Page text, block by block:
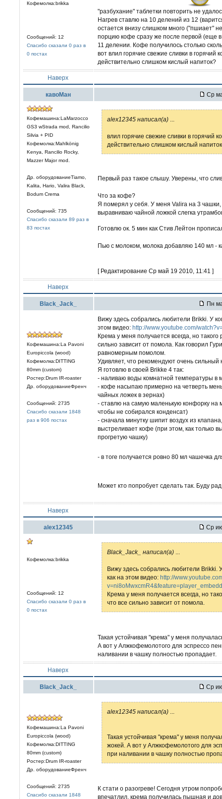
Кофемолка:brikka
Сообщений: 12
Спасибо сказали 0 раз в
0 постах
"разбухание" таблетки повторить не
Нагрев ставлю на 10 делений из 12
остается внизу слишком много ("пшиает"
порцию кофе сразу же после первой (еще
11 делении. Кофе получилось столько
вот влил горячие свежие сливки в
действительно слишком кислый напиток?
Наверх
кавоМан Ср
Кофемашина:LaMarzocco
GS3 wStrada mod, Rancilio
Silvia + PID
Кофемолка:Mahlkönig
Kenya, Rancilio Rocky,
Mazzer Major mod.
Др. оборудованиеTiamo,
Kalita, Hario, Valira Black,
Bodum Crema
Сообщений: 735
Спасибо сказали 89 раз в
83 постах
alex12345 написал(а)
влил горячие свежие сливки в горячий
действительно слишком кислый
Первый раз такое слышу. Уверены, что
Что за кофе?
Я померял у себя. У меня Valira на 3
выравниваю чайной ложкой слегка
Готовлю ок. 5 мин как Стив Лейтон
Пью с молоком, молока добавляю 140 мл -
[ Редактирование Ср май 19 2010, 11:41 ]
Наверх
Black_Jack_ Пн
Кофемашина:La Pavoni
Europiccola (wood)
Кофемолка:DITTING
80mm (custom)
Ростер:Drum IR-roaster
Др. оборудованиеФренч
Сообщений: 2735
Спасибо сказали 1848
раз в 906 постах
Вижу здесь собрались любители Brikki. У
этом видео: http://www.youtube.com/
Крема у меня получается всегда, но
сильно зависит от помола. Как говорил
равномерным помолом.
Удивляет, что рекомендуют очень сильный
Я готовлю в своей Brikke 4 так:
- наливаю воды комнатной температуры в
- кофе насыпаю примерно на четверть
чайных ложек в зернах)
- ставлю на самую маленькую конфорку на
чтобы не собирался конденсат)
- сначала минутку шипит воздух из
выстреливает кофе (при этом, как только
прогретую чашку)
- в тоге получается ровно 80 мл чашечка
Может кто попробует сделать так. Буду
Наверх
alex12345 Ср
Кофемолка:brikka
Сообщений: 12
Спасибо сказали 0 раз в
0 постах
Black_Jack_ написал(а)
Вижу здесь собрались любители Brikki.
как на этом видео: http://
Крема у меня получается всегда, но
что все сильно зависит от помола.
Такая устойчивая "крема" у меня
А вот у Алжкофемолотого для эспрессо
наливании в чашку полностью пропадает.
Наверх
Black_Jack_ Ср
Кофемашина:La Pavoni
Europiccola (wood)
Кофемолка:DITTING
80mm (custom)
Ростер:Drum IR-roaster
Др. оборудованиеФренч
Сообщений: 2735
Спасибо сказали 1848
alex12345 написал(а)
Такая устойчивая "крема" у меня
жокей. А вот у Алжкофемолотого для
при наливании в чашку полностью
К стати о разогреве! Сегодня утром
впечатлил, крема получилась пышная и